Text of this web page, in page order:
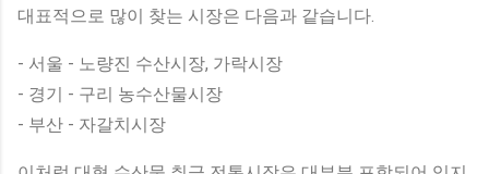
대표적으로 많이 찾는 시장은 다음과 같습니다.
- 서울 - 노량진 수산시장, 가락시장
- 경기 - 구리 농수산물시장
- 부산 - 자갈치시장